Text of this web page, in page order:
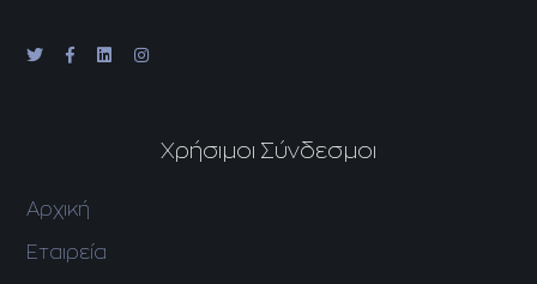
Χρήσιμοι Σύνδεσμοι
Αρχική
Εταιρεία